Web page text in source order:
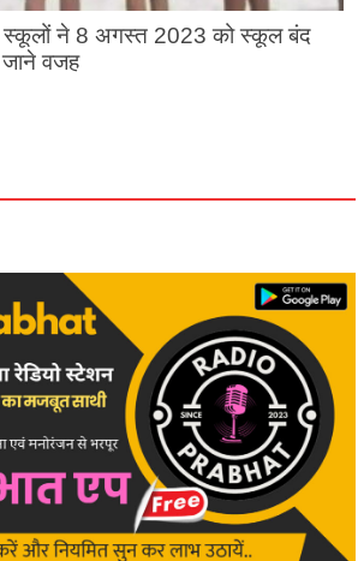
स्कूलों ने 8 अगस्त 2023 को स्कूल बंद
वजह